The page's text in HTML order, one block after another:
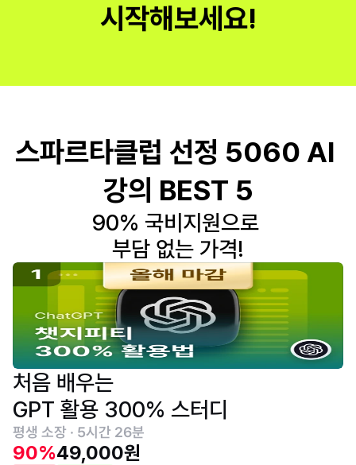
시작해보세요!
스파르타클럽 선정 5060 AI
강의 BEST 5
90% 국비지원으로
부담 없는 가격!
처음 배우는
GPT 활용 300% 스터디
평생 소장 · 5시간 26분
90%49,000원